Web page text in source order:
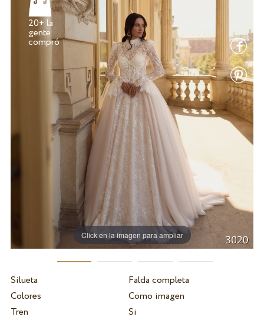
Click en la imagen para ampliar
20+ la
gente
compró
Silueta
Falda completa
Colores
Como imagen
Tren
Si